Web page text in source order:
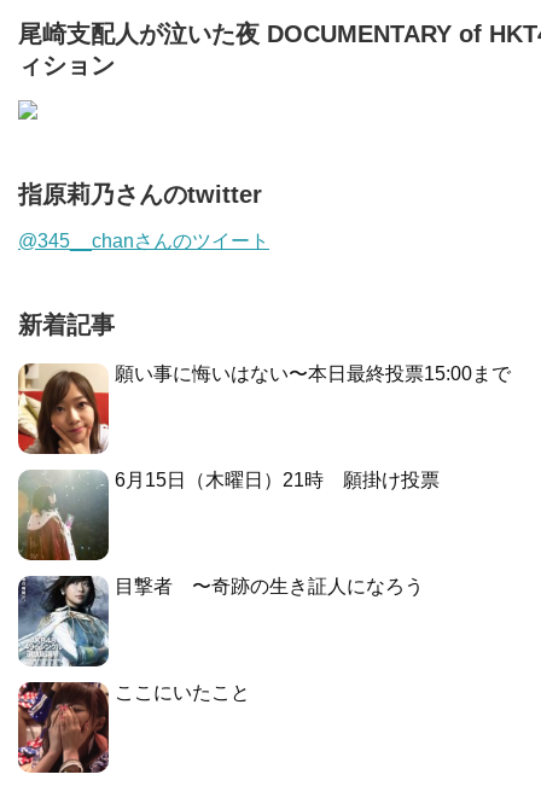
尾崎支配人が泣いた夜 DOCUMENTARY of
ィション
指原莉乃さんのtwitter
@345__chanさんのツイート
新着記事
願い事に悔いはない〜本日最終投票15:00まで
6月15日（木曜日）21時 願掛け投票
目撃者 〜奇跡の生き証人になろう
ここにいたこと